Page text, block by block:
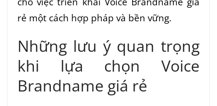
rẻ một cách hợp pháp và bền vững.
Những lưu ý quan trọng
khi lựa chọn Voice
Brandname giá rẻ